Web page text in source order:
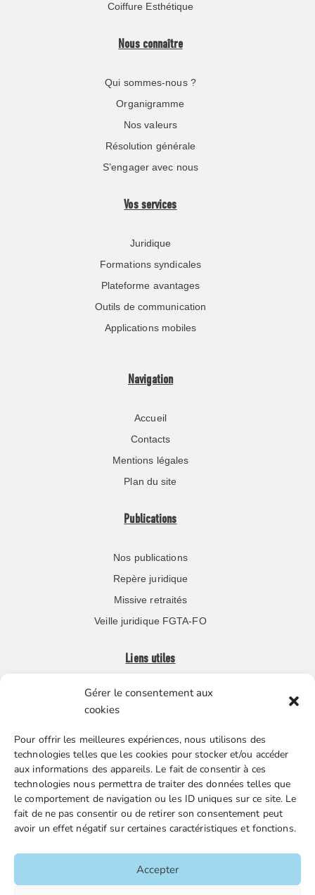
Gérer le consentement aux
cookies
Pour offrir les meilleures expériences, nous utilisons des
technologies telles que les cookies pour stocker et/ou accéder
aux informations des appareils. Le fait de consentir à ces
technologies nous permettra de traiter des données telles que
le comportement de navigation ou les ID uniques sur ce site. Le
fait de ne pas consentir ou de retirer son consentement peut
avoir un effet négatif sur certaines caractéristiques et fonctions.
Accepter
Coiffure Esthétique
Nous connaître
Qui sommes-nous ?
Organigramme
Nos valeurs
Résolution générale
S’engager avec nous
Vos services
Juridique
Formations syndicales
Plateforme avantages
Outils de communication
Applications mobiles
Navigation
Accueil
Contacts
Mentions légales
Plan du site
Publications
Nos publications
Repère juridique
Missive retraités
Veille juridique FGTA-FO
Liens utiles
Boutique en ligne
Nos partenaires
Gestion des cookies
FGTA-FO / 15 avenue Victor Hugo – 92170 Vanves / 01 86
Accueil